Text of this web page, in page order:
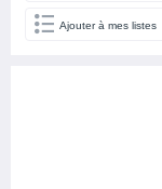
Ajouter à mes listes